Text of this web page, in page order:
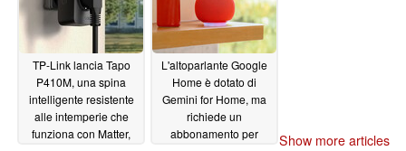
TP-Link lancia Tapo
P410M, una spina
intelligente resistente
alle intemperie che
funziona con Matter,
L'altoparlante Google
Home è dotato di
Gemini for Home, ma
richiede un
abbonamento per
Show more articles